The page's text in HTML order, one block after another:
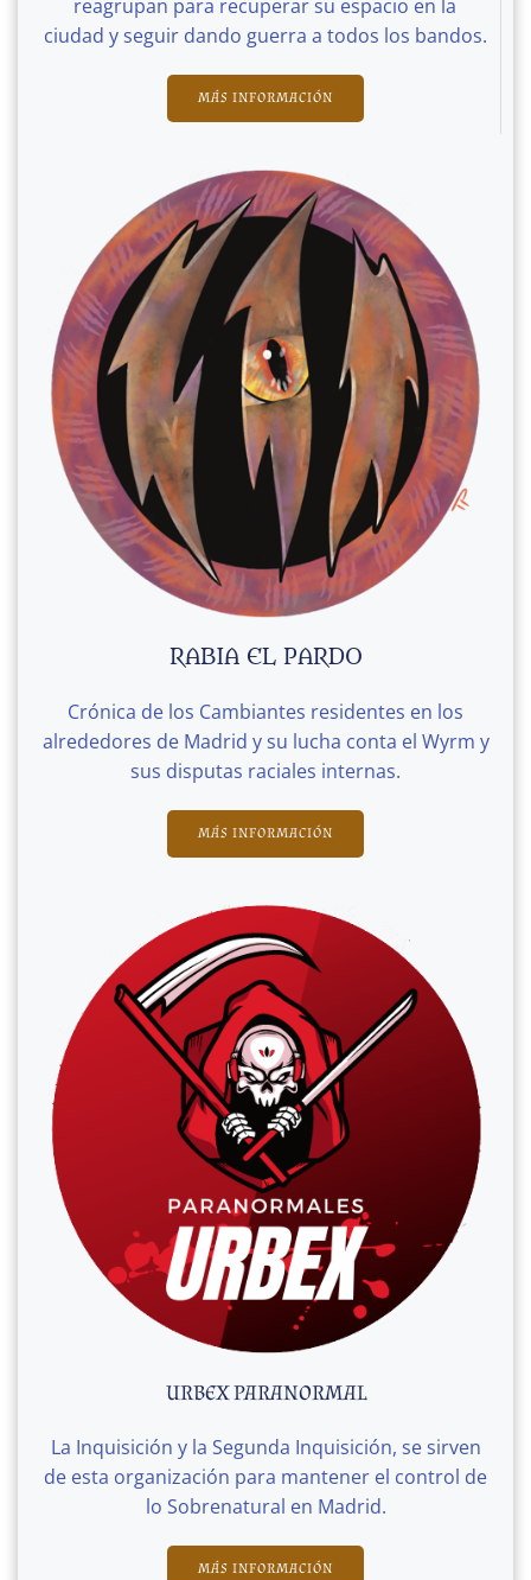
reagrupan para recuperar su espacio en la
ciudad y seguir dando guerra a todos los bandos.
MÁS INFORMACIÓN
RABIA EL PARDO
Crónica de los Cambiantes residentes en los
alrededores de Madrid y su lucha conta el Wyrm y
sus disputas raciales internas.
MÁS INFORMACIÓN
URBEX PARANORMAL
La Inquisición y la Segunda Inquisición, se sirven
de esta organización para mantener el control de
lo Sobrenatural en Madrid.
MÁS INFORMACIÓN